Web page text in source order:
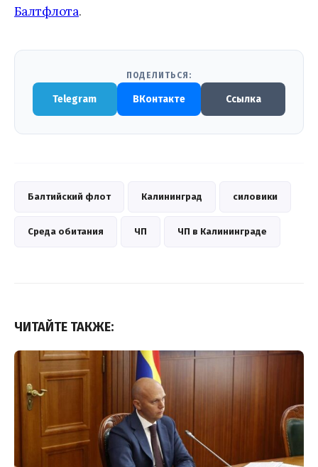
Балтфлота.
ПОДЕЛИТЬСЯ:
Telegram ВКонтакте Ссылка
Балтийский флот Калининград силовики
Среда обитания ЧП ЧП в Калининграде
ЧИТАЙТЕ ТАКЖЕ: